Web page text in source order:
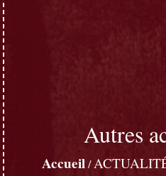
Autres
Accueil/